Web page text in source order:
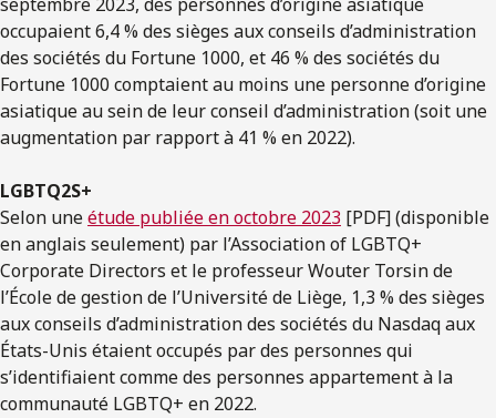
occupaient 6,4 % des sièges aux conseils d’administration
des sociétés du Fortune 1000, et 46 % des sociétés du
Fortune 1000 comptaient au moins une personne d’origine
asiatique au sein de leur conseil d’administration (soit une
augmentation par rapport à 41 % en 2022).
LGBTQ2S+
Selon uneétude publiée en octobre 2023 [PDF] (disponible
en anglais seulement) par l’Association of LGBTQ+
Corporate Directors et le professeur Wouter Torsin de
l’École de gestion de l’Université de Liège, 1,3 % des sièges
aux conseils d’administration des sociétés du Nasdaq aux
États-Unis étaient occupés par des personnes qui
s’identifiaient comme des personnes appartement à la
communauté LGBTQ+ en 2022.